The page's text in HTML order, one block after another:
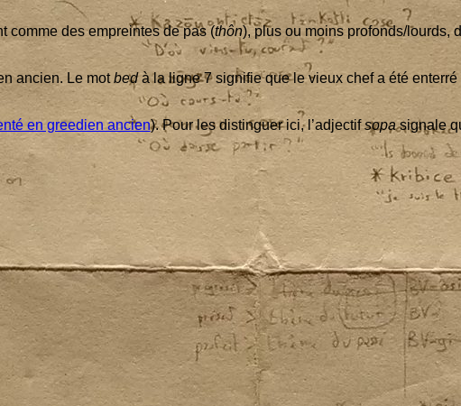
comme des empreintes de pas (thôn), plus ou moins profonds/lourds,
ancien. Le motbedà la ligne7signi­fie que le vieux chef a été
en gree­dien ancien). Pour les dis­tin­guer ici, l’ad­jec­tifsopasignale